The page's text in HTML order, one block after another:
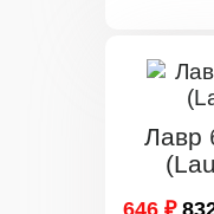
Лавр
646 ₽